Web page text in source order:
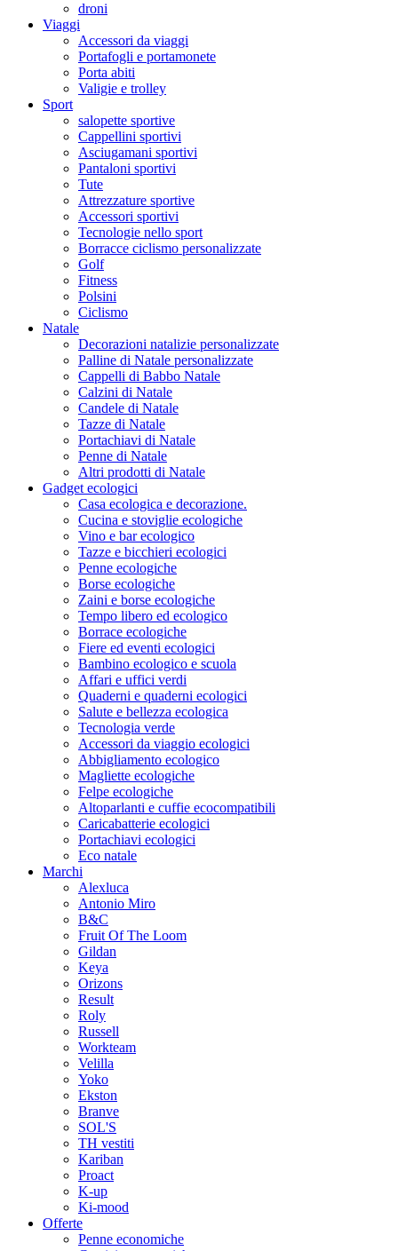
droni
Viaggi
Accessori da viaggi
Portafogli e portamonete
Porta abiti
Valigie e trolley
Sport
salopette sportive
Cappellini sportivi
Asciugamani sportivi
Pantaloni sportivi
Tute
Attrezzature sportive
Accessori sportivi
Tecnologie nello sport
Borracce ciclismo personalizzate
Golf
Fitness
Polsini
Ciclismo
Natale
Decorazioni natalizie personalizzate
Palline di Natale personalizzate
Cappelli di Babbo Natale
Calzini di Natale
Candele di Natale
Tazze di Natale
Portachiavi di Natale
Penne di Natale
Altri prodotti di Natale
Gadget ecologici
Casa ecologica e decorazione.
Cucina e stoviglie ecologiche
Vino e bar ecologico
Tazze e bicchieri ecologici
Penne ecologiche
Borse ecologiche
Zaini e borse ecologiche
Tempo libero ed ecologico
Borrace ecologiche
Fiere ed eventi ecologici
Bambino ecologico e scuola
Affari e uffici verdi
Quaderni e quaderni ecologici
Salute e bellezza ecologica
Tecnologia verde
Accessori da viaggio ecologici
Abbigliamento ecologico
Magliette ecologiche
Felpe ecologiche
Altoparlanti e cuffie ecocompatibili
Caricabatterie ecologici
Portachiavi ecologici
Eco natale
Marchi
Alexluca
Antonio Miro
B&C
Fruit Of The Loom
Gildan
Keya
Orizons
Result
Roly
Russell
Workteam
Velilla
Yoko
Ekston
Branve
SOL'S
TH vestiti
Kariban
Proact
K-up
Ki-mood
Offerte
Penne economiche